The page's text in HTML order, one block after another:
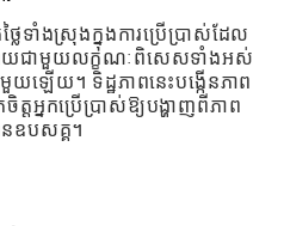
ាំងស្រុងក្នុងការប្រើប្រាស់ដែល
រាយជាមួយលក្ខណៈពិសេសទាំងអស់
យឡើយ។ ទិដ្ឋភាពនេះបង្កើនភាព
នកប្រើប្រាស់ឱ្យបង្ហាញពីភាព
នឧបសគ្គ។